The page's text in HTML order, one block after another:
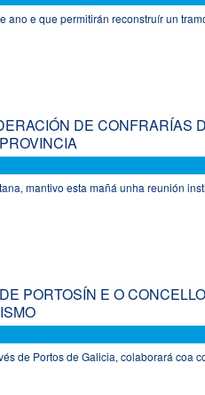
e que permitirán reconstruír un
DE CONFRARÍAS
mantivo esta mañá unha reunión
PORTOSÍN E O
de Portos de Galicia, colaborará coa